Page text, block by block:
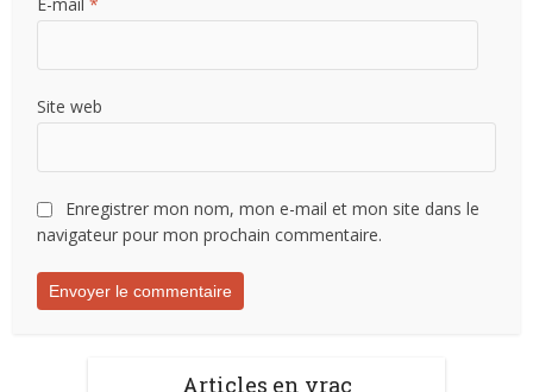
Site web
Enregistrer mon nom, mon e-mail et mon site dans le
navigateur pour mon prochain commentaire.
Articles en vrac